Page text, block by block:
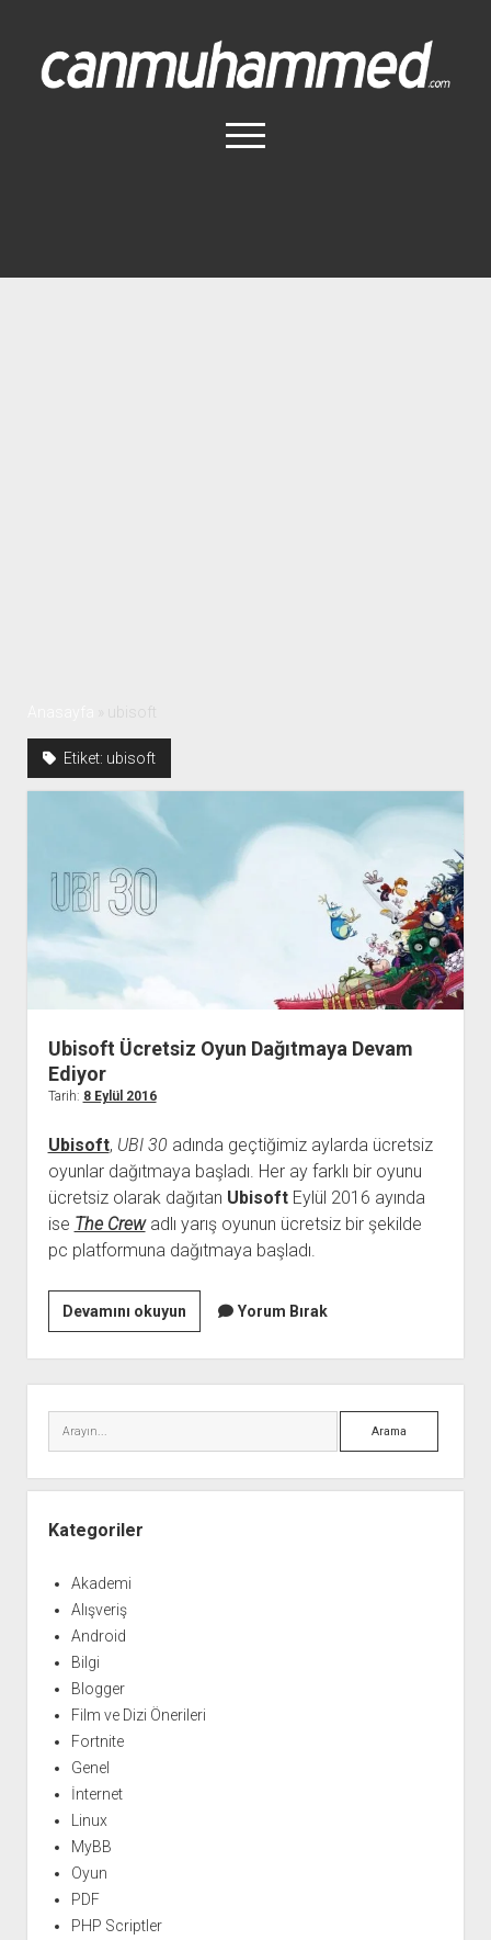
Canmuhammed.com
menüyü
aç
ubisoft
Etiket: ubisoft
Ubisoft Ücretsiz Oyun Dağıtmaya Devam
Ediyor
Tarih: 8 Eylül 2016
Ubisoft, UBI 30adında geçtiğimiz aylarda ücretsiz
oyunlar dağıtmaya başladı. Her ay farklı bir oyunu
ücretsiz olarak dağıtan UbisoftEylül 2016 ayında
ise The Crewadlı yarış oyunun ücretsiz bir şekilde
pc platformuna dağıtmaya başladı.
Devamını okuyunUbisoft
Ücretsiz
Oyun
Dağıtmaya
Devam
Yorum Bırak
Menü
Arama
Kategoriler
Akademi
Alışveriş
Android
Bilgi
Blogger
Film ve Dizi Önerileri
Fortnite
Genel
İnternet
Linux
MyBB
Oyun
PDF
PHP Scriptler